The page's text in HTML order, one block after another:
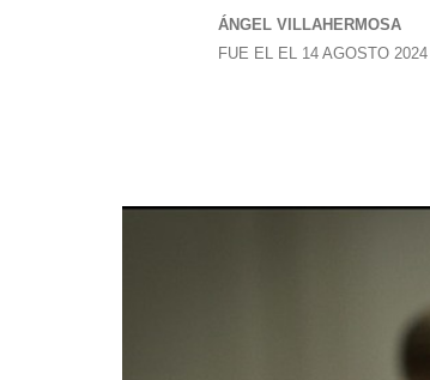
ÁNGEL VILLAHERMOSA
FUE EL EL 14 AGOSTO 2024